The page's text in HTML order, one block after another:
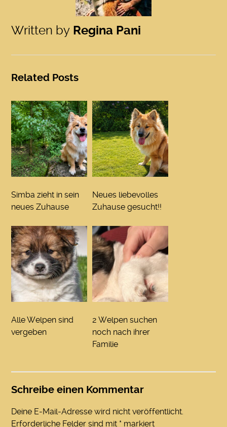
Written by Regina Pani
Related Posts
Simba zieht in sein
neues Zuhause
Neues liebevolles
Zuhause gesucht!!
Alle Welpen sind
vergeben
2 Welpen suchen
noch nach ihrer
Familie
Schreibe einen Kommentar
Deine E-Mail-Adresse wird nicht veröffentlicht.
Erforderliche Felder sind mit * markiert